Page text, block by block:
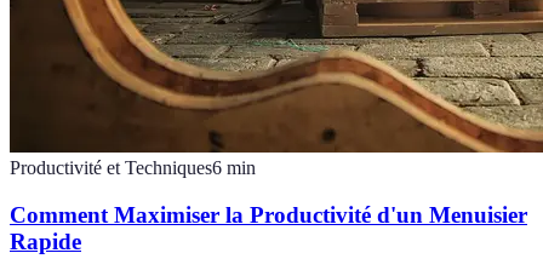
Productivité et Techniques6 min
Comment Maximiser la Productivité d'un Menuisier
Rapide